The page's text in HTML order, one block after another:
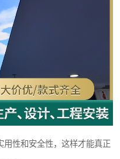
性和安全性，这样才能真正